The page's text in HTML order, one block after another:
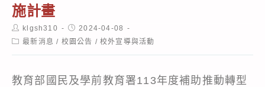
施計畫
Post
author:
klgsh310
Post
published:
2024-04-08
Post最新消息 / 校園公告 / 校外宣導與活動
教育部國民及學前教育署113年度補助推動轉型